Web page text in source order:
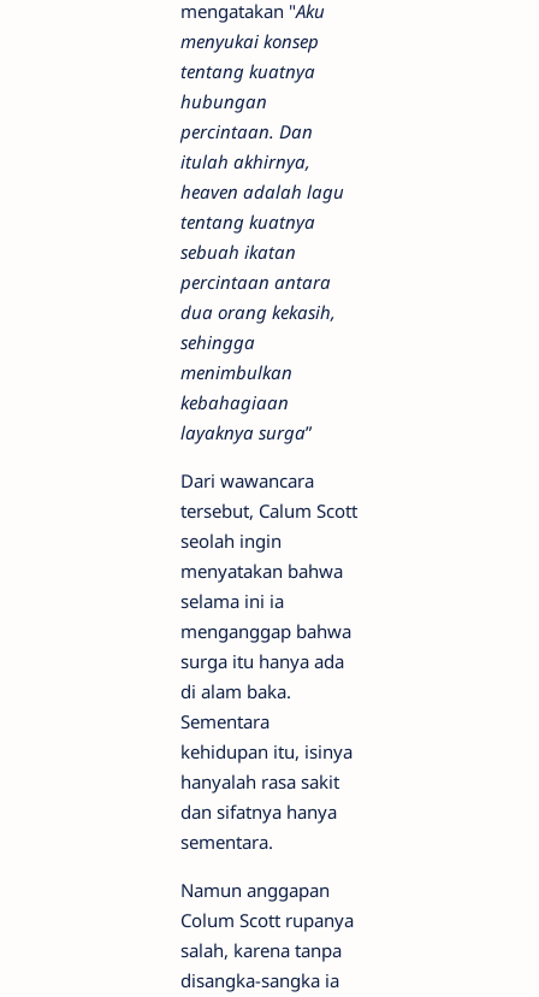
mengatakan "Aku
menyukai konsep
tentang kuatnya
hubungan
percintaan. Dan
itulah akhirnya,
heaven adalah lagu
tentang kuatnya
sebuah ikatan
percintaan antara
dua orang kekasih,
sehingga
menimbulkan
kebahagiaan
layaknya surga”
Dari wawancara
tersebut, Calum Scott
seolah ingin
menyatakan bahwa
selama ini ia
menganggap bahwa
surga itu hanya ada
di alam baka.
Sementara
kehidupan itu, isinya
hanyalah rasa sakit
dan sifatnya hanya
sementara.
Namun anggapan
Colum Scott rupanya
salah, karena tanpa
disangka-sangka ia